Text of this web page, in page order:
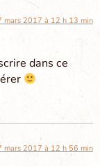
mars 2017 à 12 h 13 min
dans ce
mars 2017 à 12 h 56 min